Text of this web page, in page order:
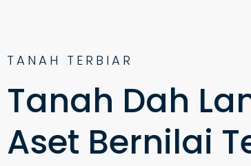
TANAH TERBIAR
Tanah Dah
Aset Bernilai